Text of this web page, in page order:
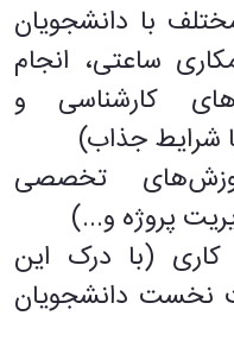
با دانشجویان
ساعتی، انجام
کارشناسی و
شرایط جذاب)
تخصصی
پروژه و...
)
(با درک این
نخست دانشجویان